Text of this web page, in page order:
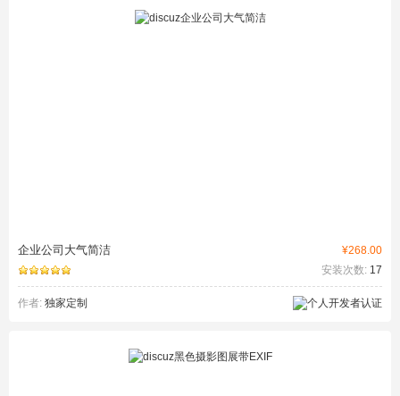
¥268.00
企业公司大气简洁
安装次数: 17
作者: 独家定制